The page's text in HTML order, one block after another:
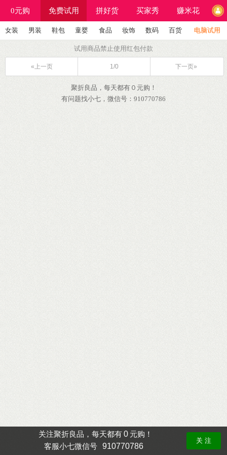
0元购 免费试用 拼好货 买家秀 赚米花
女装 男装 鞋包 童婴 食品 妆饰 数码 百货 电脑试用
试用商品禁止使用红包付款
«上一页 1/0 下一页»
聚折良品，每天都有０元购！
有问题找小七，微信号：910770786
关注聚折良品，每天都有 0 元购！
客服小七微信号
910770786
关 注